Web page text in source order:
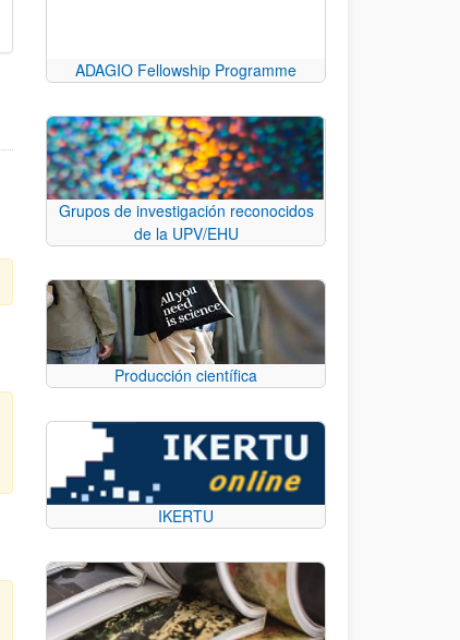
ADAGIO Fellowship Programme
Grupos de investigación reconocidos
de la UPV/EHU
Producción científica
IKERTU